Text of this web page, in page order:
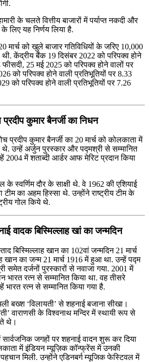
के चलते वित्तीय बाजारों में पर्याप्त नकदी और
लिए यह निर्णय लिया है.
को खुले बाजार गतिविधियों के जरिए 10,000
केंद्रीय बैंक 19 दिसंबर 2022 को परिपक्व होने
फीसदी, 25 मई 2025 को परिपक्व होने वालों पर
को परिपक्व होने वाली प्रतिभूतियों पर 8.33
को परिपक्व होने वाली प्रतिभूतियों पर 7.26
कुमार बैनर्जी का निधन
प्रदीप कुमार बैनर्जी का 20 मार्च को कोलकाता में
थे. उन्हें अर्जुन पुरस्कार और पद्मश्री से सम्मानित
2004 में शताब्दी आर्डर आफ मेरिट प्रदान किया
के स्वर्णिम दौर के साक्षी थे. वे 1962 की एशियाई
का अहम हिस्सा थे. उन्होंने राष्ट्रीय टीम के
गोल किये थे.
वादक बिस्मिल्लाह खां का जन्मदिन
बिस्मिल्लाह खान का 102वां जन्मदिन 21 मार्च
खान का जन्म 21 मार्च 1916 में हुआ था. उन्हें पद्म
समेत दर्जनों पुरस्कारों से नवाजा गया. 2001 में
भारत रत्न से सम्मानित किया था. वह तीसरे
भारत रत्न से सम्मानित किया गया है.
बख्श ‘विलायती’ से शहनाई बजाना सीखा।
वाराणसी के विश्वनाथ मन्दिर में स्थायी रूप से
थे।
जगहों पर शहनाई वादन शुरू कर दिया
में इंडियन म्यूज़िक कॉन्फ्रेंस में उनकी
मिली. उन्होंने एडिनबर्ग म्यूजिक फेस्टिवल में